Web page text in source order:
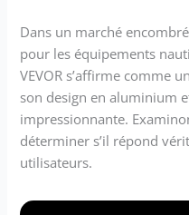
Dans un marché
pour les équipements
VEVOR s’affirme comme
son design en aluminium
impressionnante.
déterminer s’il répond
utilisateurs.